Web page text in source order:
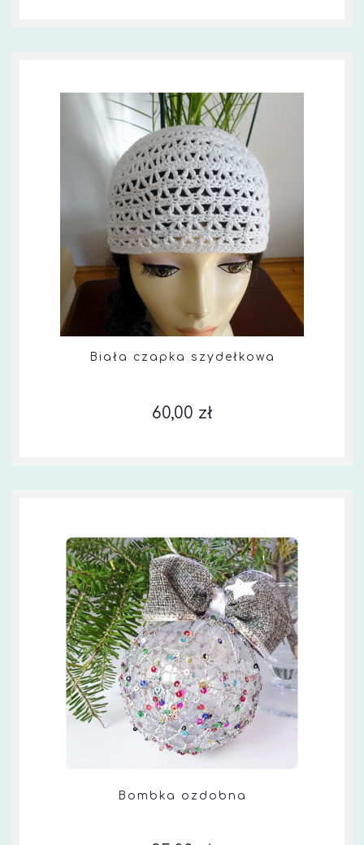
Biała czapka szydełkowa
60,00 zł
Bombka ozdobna